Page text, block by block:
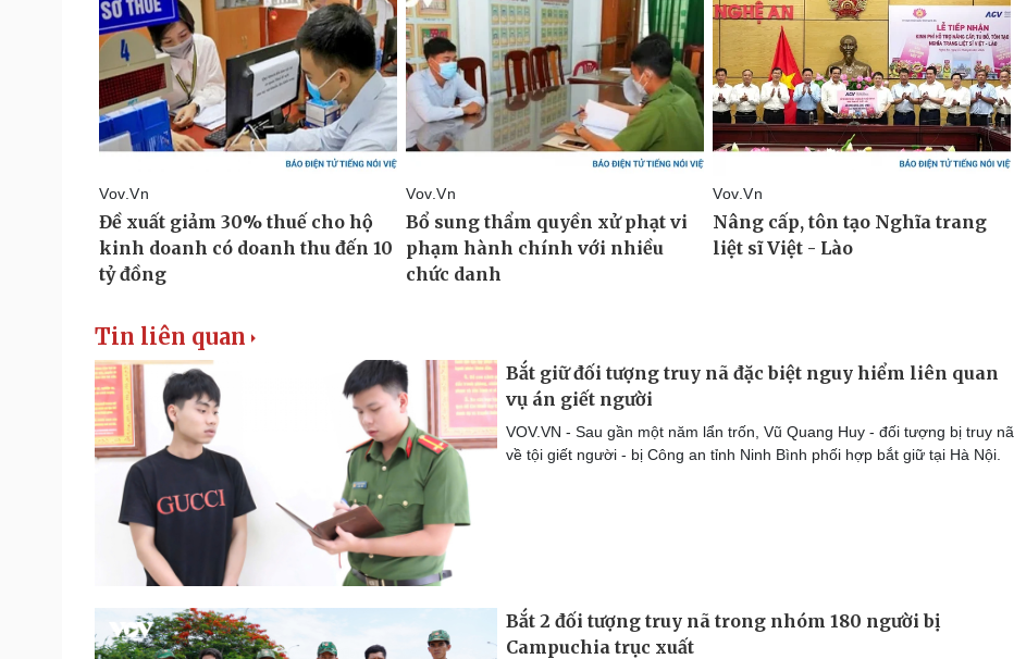
Tin liên quan
Bắt giữ đối tượng truy nã đặc biệt nguy hiểm liên quan
vụ án giết người
VOV.VN - Sau gần một năm lẩn trốn, Vũ Quang Huy - đối tượng bị truy nã
về tội giết người - bị Công an tỉnh Ninh Bình phối hợp bắt giữ tại Hà Nội.
Bắt 2 đối tượng truy nã trong nhóm 180 người bị
Campuchia trục xuất